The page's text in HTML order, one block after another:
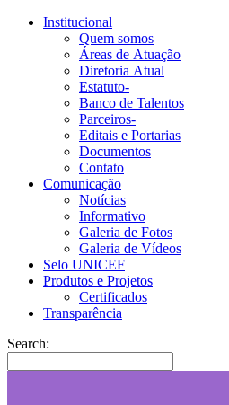
Institucional
Quem somos
Áreas de Atuação
Diretoria Atual
Estatuto-
Banco de Talentos
Parceiros-
Editais e Portarias
Documentos
Contato
Comunicação
Notícias
Informativo
Galeria de Fotos
Galeria de Vídeos
Selo UNICEF
Produtos e Projetos
Certificados
Transparência
Search: